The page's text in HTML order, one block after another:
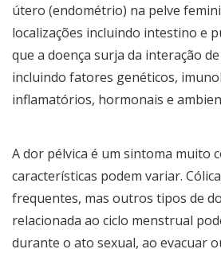
útero (endométrio) na pelve
localizações incluindo intestino e
que a doença surja da interação
incluindo fatores genéticos,
inflamatórios, hormonais e
A dor pélvica é um sintoma muito
características podem variar.
frequentes, mas outros tipos de
relacionada ao ciclo menstrual
durante o ato sexual, ao evacuar